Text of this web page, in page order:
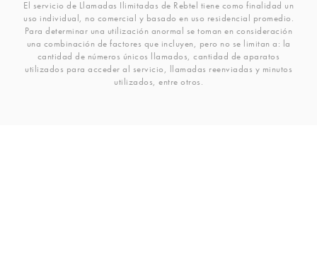
El servicio de Llamadas Ilimitadas de Rebtel tiene como finalidad un
uso individual, no comercial y basado en uso residencial promedio.
Para determinar una utilización anormal se toman en consideración
una combinación de factores que incluyen, pero no se limitan a: la
cantidad de números únicos llamados, cantidad de aparatos
utilizados para acceder al servicio, llamadas reenviadas y minutos
utilizados, entre otros.